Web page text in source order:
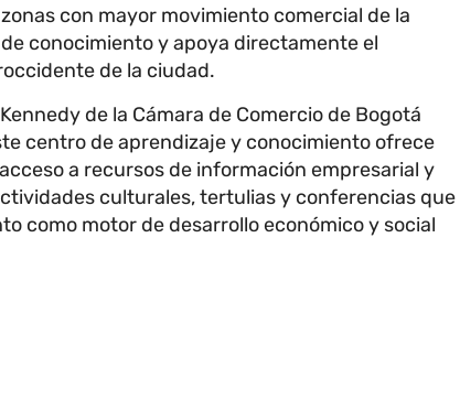
con mayor movimiento comercial de la
conocimiento y apoya directamente el
de la ciudad.
de la Cámara de Comercio de Bogotá
centro de aprendizaje y conocimiento ofrece
a recursos de información empresarial y
culturales, tertulias y conferencias que
como motor de desarrollo económico y social